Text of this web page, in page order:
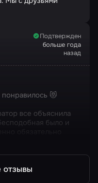
Подтвержден
больше года
назад
😻
все объяснила
было и
отзывы